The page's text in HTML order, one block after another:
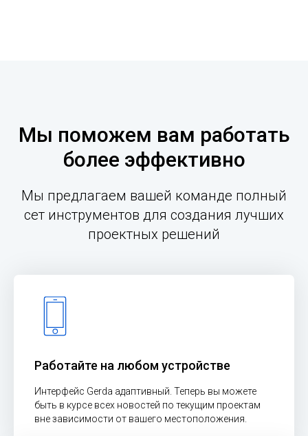
Мы поможем вам работать
более эффективно
Мы предлагаем вашей команде полный
сет инструментов для создания лучших
проектных решений
Работайте на любом устройстве
Интерфейс Gerda адаптивный. Теперь вы можете
быть в курсе всех новостей по текущим проектам
вне зависимости от вашего местоположения.